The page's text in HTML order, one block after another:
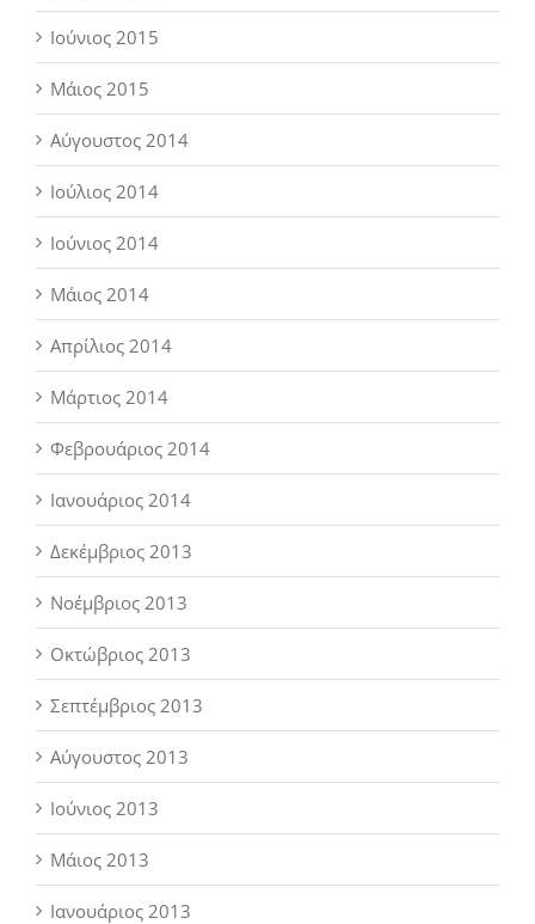
Ιούνιος 2015
Μάιος 2015
Αύγουστος 2014
Ιούλιος 2014
Ιούνιος 2014
Μάιος 2014
Απρίλιος 2014
Μάρτιος 2014
Φεβρουάριος 2014
Ιανουάριος 2014
Δεκέμβριος 2013
Νοέμβριος 2013
Οκτώβριος 2013
Σεπτέμβριος 2013
Αύγουστος 2013
Ιούνιος 2013
Μάιος 2013
Ιανουάριος 2013